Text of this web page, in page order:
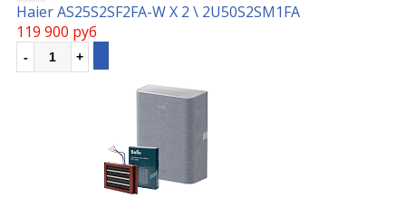
Haier AS25S2SF2FA-W Х 2 \ 2U50S2SM1FA
119 900 руб